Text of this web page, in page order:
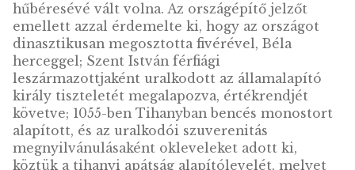
király színesfém
emlékérme, BU –
„Országépítő királyok
Árpád dinasztiájából”
sorozat – 1. elem
király arany
proof –
királyok Árpád
dinasztiájából”
1. elem